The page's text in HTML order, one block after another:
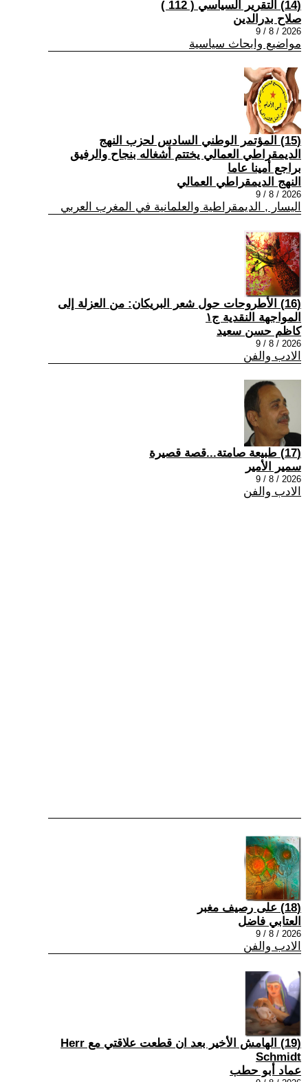
(14) التقرير السياسي ( 112 )
صلاح بدرالدين
2026 / 8 / 9
مواضيع وابحاث سياسية
(15) المؤتمر الوطني السادس لحزب النهج
الديمقراطي العمالي يختتم أشغاله بنجاح والرفيق
براجع أمينا عاما
النهج الديمقراطي العمالي
2026 / 8 / 9
اليسار , الديمقراطية والعلمانية في المغرب العربي
(16) الأطروحات حول شعر البريكان: من العزلة إلى
المواجهة النقدية ج١
كاظم حسن سعيد
2026 / 8 / 9
الادب والفن
(17) طبيعة صامتة...قصة قصيرة
سمير الأمير
2026 / 8 / 9
الادب والفن
(18) على رصيف مغبر
العتابي فاضل
2026 / 8 / 9
الادب والفن
(19) الهامش الأخير بعد ان قطعت علاقتي مع Herr
Schmidt
عماد أبو حطب